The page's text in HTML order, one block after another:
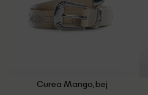
Curea Mango, bej